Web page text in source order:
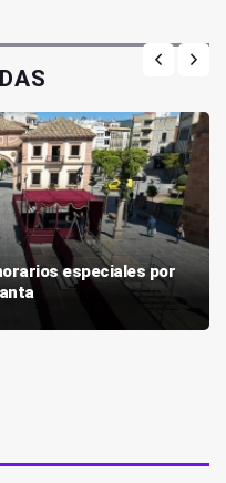
especiales por